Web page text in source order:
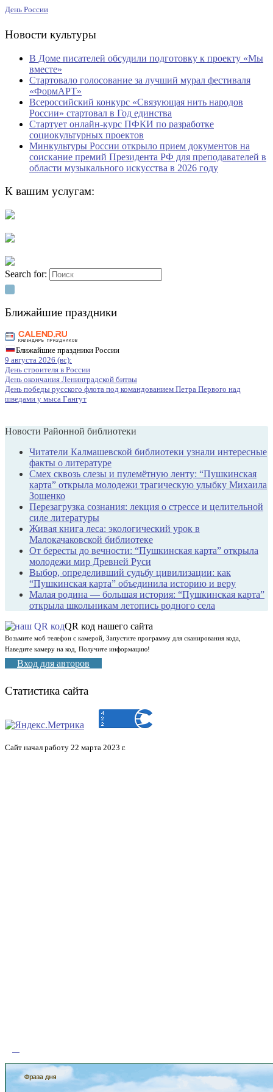
День России
Новости культуры
В Доме писателей обсудили подготовку к проекту «Мы
вместе»
Стартовало голосование за лучший мурал фестиваля
«ФормАРТ»
Всероссийский конкурс «Связующая нить народов
России» стартовал в Год единства
Стартует онлайн-курс ПФКИ по разработке
социокультурных проектов
Минкультуры России открыло прием документов на
соискание премий Президента РФ для преподавателей в
области музыкального искусства в 2026 году
К вашим услугам:
Search for:
Ближайшие праздники
Ближайшие праздники России
9 августа 2026 (вс):
День строителя в России
День окончания Ленинградской битвы
День победы русского флота под командованием Петра Первого над
шведами у мыса Гангут
Новости Районной библиотеки
Читатели Калмашевской библиотеки узнали интересные
факты о литературе
Смех сквозь слезы и пулемётную ленту: “Пушкинская
карта” открыла молодежи трагическую улыбку Михаила
Зощенко
Перезагрузка сознания: лекция о стрессе и целительной
силе литературы
Живая книга леса: экологический урок в
Малокачаковской библиотеке
От бересты до вечности: “Пушкинская карта” открыла
молодежи мир Древней Руси
Выбор, определивший судьбу цивилизации: как
“Пушкинская карта” объединила историю и веру
Малая родина — большая история: “Пушкинская карта”
открыла школьникам летопись родного села
QR код нашего сайта
Возьмите моб телефон с камерой, Запустите программу для сканирования кода,
Наведите камеру на код, Получите информацию!
Вход для авторов
Статистика сайта
Сайт начал работу 22 марта 2023 г.